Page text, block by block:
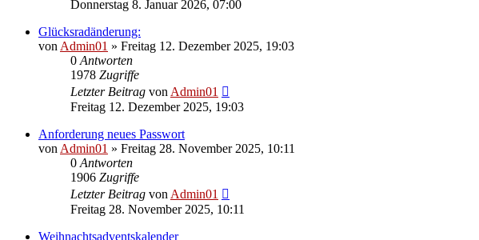
Donnerstag 8. Januar 2026, 07:00
Glücksradänderung:
von Admin01 » Freitag 12. Dezember 2025, 19:03
0 Antworten
1978 Zugriffe
Letzter Beitrag von Admin01
Freitag 12. Dezember 2025, 19:03
Anforderung neues Passwort
von Admin01 » Freitag 28. November 2025, 10:11
0 Antworten
1906 Zugriffe
Letzter Beitrag von Admin01
Freitag 28. November 2025, 10:11
Weihnachtsadventskalender